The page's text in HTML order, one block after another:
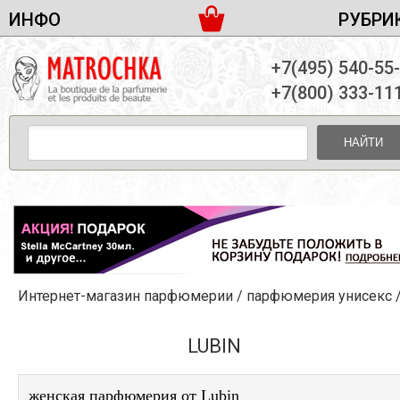
ИНФО
ДОСТАВКА И ОПЛАТА
ПАРТНЕРСТВО
КОНТАКТЫ
ЖЕНСКАЯ ПАРФЮМЕРИЯ
МУЖСКАЯ ПАРФЮМЕРИЯ
УНИСЕКС ПАРФЮМЕРИЯ
ЖЕНСКИЕ НАБОРЫ
МУЖСКИЕ НАБОРЫ
УНИСЕКС НАБОРЫ
УХОД ЗА ЛИЦОМ
УХОД ЗА ТЕЛОМ
ДЕКОРАТИВНАЯ КОСМЕТИКА
+7(495) 540-
+7(800) 333-
НАЙТИ
Интернет-магазин парфюмерии / парфюмерия унисекс
LUBIN
женская парфюмерия от Lubin